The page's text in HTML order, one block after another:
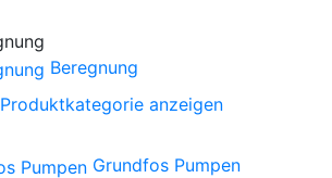
Beregnung
Produktkategorie anzeigen
Grundfos Pumpen